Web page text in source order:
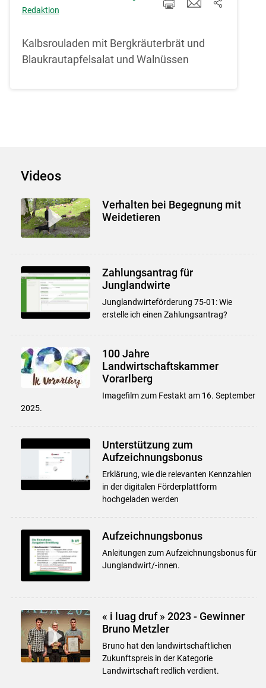
Skip to main content
Redaktion
Kalbsrouladen mit Bergkräuterbrät und
Blaukrautapfelsalat und Walnüssen
Videos
Verhalten bei Begegnung mit
Weidetieren
Zahlungsantrag für
Junglandwirte
Junglandwirteförderung 75-01: Wie
erstelle ich einen Zahlungsantrag?
100 Jahre
Landwirtschaftskammer
Vorarlberg
Imagefilm zum Festakt am 16. September
2025.
Unterstützung zum
Aufzeichnungsbonus
Erklärung, wie die relevanten Kennzahlen
in der digitalen Förderplattform
hochgeladen werden
Aufzeichnungsbonus
Anleitungen zum Aufzeichnungsbonus für
Junglandwirt/-innen.
« i luag druf » 2023 - Gewinner
Bruno Metzler
Bruno hat den landwirtschaftlichen
Zukunftspreis in der Kategorie
Landwirtschaft redlich verdient.